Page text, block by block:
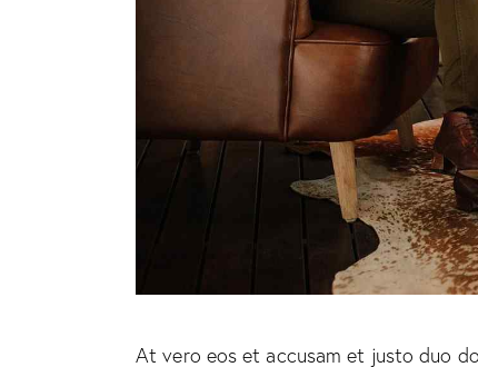
At vero eos et accusam et justo duo